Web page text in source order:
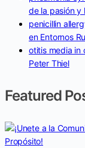
de la pasión y
penicillin
en Entornos
otitis media in
Peter Thiel
Featured